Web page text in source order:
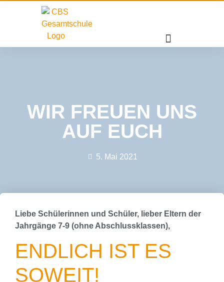
WIR FREUEN UNS
AUF EUCH
5. Mai 2021
Liebe Schülerinnen und Schüler, lieber Eltern der
Jahrgänge 7-9 (ohne Abschlussklassen),
ENDLICH IST ES
SOWEIT!